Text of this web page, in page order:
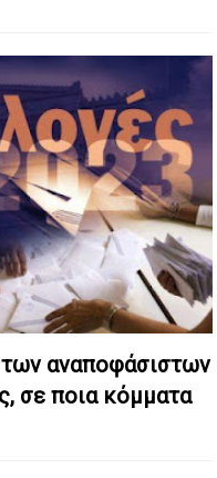
αναποφάσιστων
σε ποια κόμματα